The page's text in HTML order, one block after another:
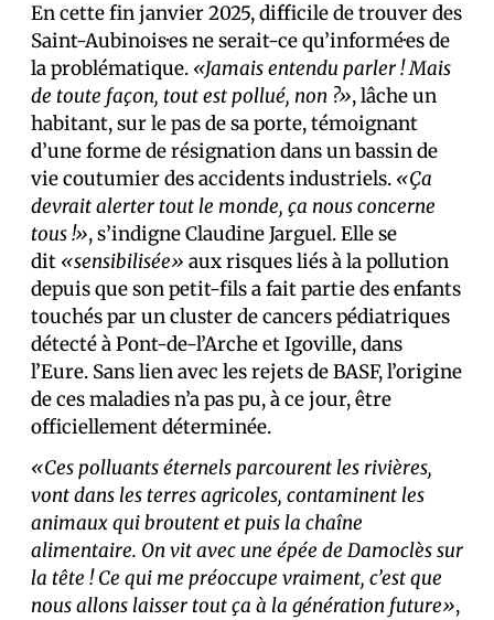
En cette fin janvier 2025, difficile de trouver des
Saint-Aubinois·es ne serait-ce qu’informé·es de
la problématique. «Jamais entendu parler ! Mais
de toute façon, tout est pollué, non ?», lâche un
habitant, sur le pas de sa porte, témoignant
d’une forme de résignation dans un bassin de
vie coutumier des accidents industriels. «Ça
devrait alerter tout le monde, ça nous concerne
tous !», s’indigne Claudine Jarguel. Elle se
dit «sensibilisée» aux risques liés à la pollution
depuis que son petit-fils a fait partie des enfants
touchés par un cluster de cancers pédiatriques
détecté à Pont-de-l’Arche et Igoville, dans
l’Eure. Sans lien avec les rejets de BASF, l’origine
de ces maladies n’a pas pu, à ce jour, être
officiellement déterminée.
«Ces polluants éternels parcourent les rivières,
vont dans les terres agricoles, contaminent les
animaux qui broutent et puis la chaîne
alimentaire. On vit avec une épée de Damoclès sur
la tête ! Ce qui me préoccupe vraiment, c’est que
nous allons laisser tout ça à la génération future»,